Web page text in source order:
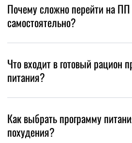
Почему сложно перейти на ПП
самостоятельно?
Что входит в готовый рацион
питания?
Как выбрать программу
похудения?